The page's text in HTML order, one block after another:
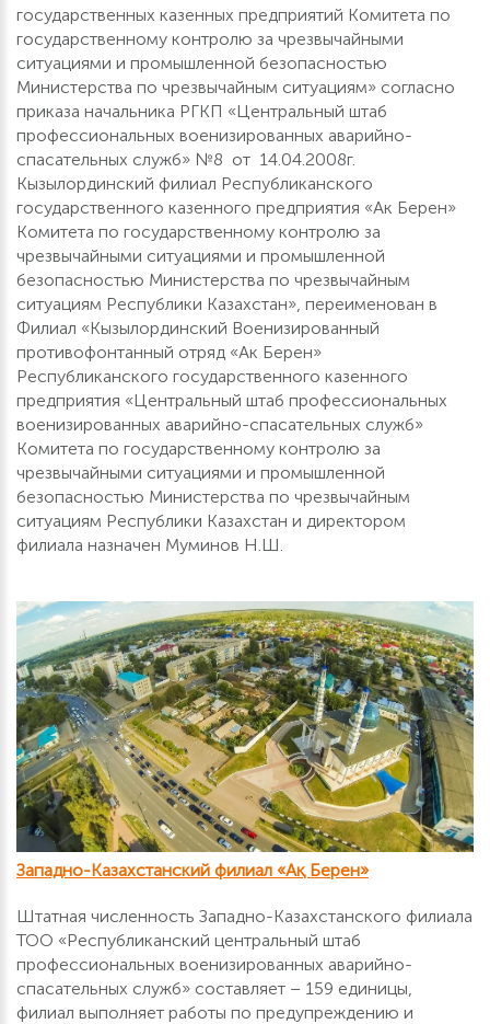
государственных казенных предприятий Комитета по
государственному контролю за чрезвычайными
ситуациями и промышленной безопасностью
Министерства по чрезвычайным ситуациям» согласно
приказа начальника РГКП «Центральный штаб
профессиональных военизированных аварийно-
спасательных служб» №8 от 14.04.2008г.
Кызылординский филиал Республиканского
государственного казенного предприятия «Ак Берен»
Комитета по государственному контролю за
чрезвычайными ситуациями и промышленной
безопасностью Министерства по чрезвычайным
ситуациям Республики Казахстан», переименован в
Филиал «Кызылординский Военизированный
противофонтанный отряд «Ак Берен»
Республиканского государственного казенного
предприятия «Центральный штаб профессиональных
военизированных аварийно-спасательных служб»
Комитета по государственному контролю за
чрезвычайными ситуациями и промышленной
безопасностью Министерства по чрезвычайным
ситуациям Республики Казахстан и директором
филиала назначен Муминов Н.Ш.
Западно-Казахстанский филиал «Ақ Берен»
Штатная численность Западно-Казахстанского филиала
ТОО «Республиканский центральный штаб
профессиональных военизированных аварийно-
спасательных служб» составляет – 159 единицы,
филиал выполняет работы по предупреждению и